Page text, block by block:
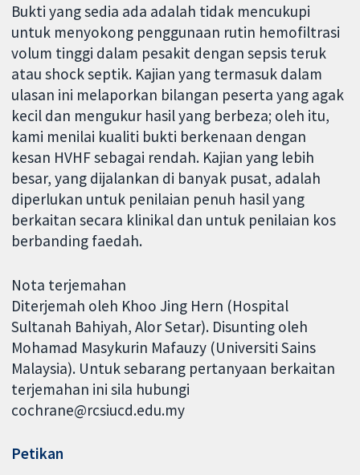
Bukti yang sedia ada adalah tidak mencukupi
untuk menyokong penggunaan rutin hemofiltrasi
volum tinggi dalam pesakit dengan sepsis teruk
atau shock septik. Kajian yang termasuk dalam
ulasan ini melaporkan bilangan peserta yang agak
kecil dan mengukur hasil yang berbeza; oleh itu,
kami menilai kualiti bukti berkenaan dengan
kesan HVHF sebagai rendah. Kajian yang lebih
besar, yang dijalankan di banyak pusat, adalah
diperlukan untuk penilaian penuh hasil yang
berkaitan secara klinikal dan untuk penilaian kos
berbanding faedah.
Nota terjemahan
Diterjemah oleh Khoo Jing Hern (Hospital
Sultanah Bahiyah, Alor Setar). Disunting oleh
Mohamad Masykurin Mafauzy (Universiti Sains
Malaysia). Untuk sebarang pertanyaan berkaitan
terjemahan ini sila hubungi
cochrane@rcsiucd.edu.my
Petikan